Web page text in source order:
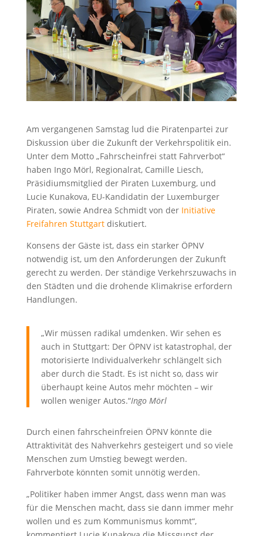
Am vergangenen Samstag lud die Piratenpartei zur
Diskussion über die Zukunft der Verkehrspolitik ein.
Unter dem Motto „Fahrscheinfrei statt Fahrverbot“
haben Ingo Mörl, Regionalrat, Camille Liesch,
Präsidiumsmitglied der Piraten Luxemburg, und
Lucie Kunakova, EU-Kandidatin der Luxemburger
Piraten, sowie Andrea Schmidt von der Initiative
Freifahren Stuttgartdiskutiert.
Konsens der Gäste ist, dass ein starker ÖPNV
notwendig ist, um den Anforderungen der Zukunft
gerecht zu werden. Der ständige Verkehrszuwachs in
den Städten und die drohende Klimakrise erfordern
Handlungen.
„Wir müssen radikal umdenken. Wir sehen es
auch in Stuttgart: Der ÖPNV ist katastrophal, der
motorisierte Individualverkehr schlängelt sich
aber durch die Stadt. Es ist nicht so, dass wir
überhaupt keine Autos mehr möchten – wir
wollen weniger Autos.“Ingo Mörl
Durch einen fahrscheinfreien ÖPNV könnte die
Attraktivität des Nahverkehrs gesteigert und so viele
Menschen zum Umstieg bewegt werden.
Fahrverbote könnten somit unnötig werden.
„Politiker haben immer Angst, dass wenn man was
für die Menschen macht, dass sie dann immer mehr
wollen und es zum Kommunismus kommt“,